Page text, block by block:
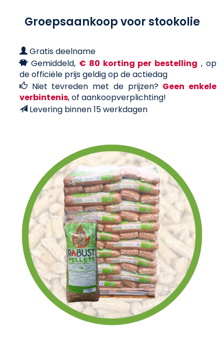
Groepsaankoop voor stookolie
Gratis deelname
Gemiddeld, € 80 korting per bestelling , op
de officiële prijs geldig op de actiedag
Niet tevreden met de prijzen? Geen enkele
verbintenis, of aankoopverplichting!
Levering binnen 15 werkdagen